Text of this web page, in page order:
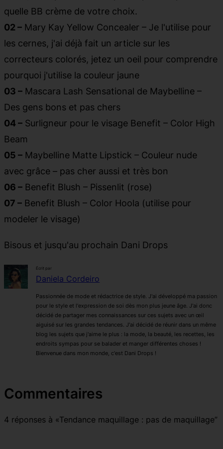
quelle BB crème de votre choix.
02 – Mary Kay Yellow Concealer – Je l'utilise pour
les cernes, j'ai déjà fait un article sur les
correcteurs colorés, jetez un oeil pour comprendre
pourquoi j'utilise la couleur jaune
03 – Mascara Lash Sensational de Maybelline –
Des gens bons et pas chers
04 – Surligneur pour le visage Benefit – Color High
Beam
05 – Maybelline Matte Lipstick – Couleur nude
avec grâce – pas cher aussi et très bon
06 – Benefit Blush – Pissenlit (rose)
07 – Benefit Blush – Color Hoola (utilise pour
modeler le visage)
Bisous et jusqu'au prochain Dani Drops
Écrit par
Daniela Cordeiro
Passionnée de mode et rédactrice de style. J'ai développé ma passion
pour le style et l'expression de soi dès mon plus jeune âge. J'ai donc
décidé de partager mes connaissances sur ces sujets avec un œil
aiguisé sur les grandes tendances. J'ai décidé de réunir dans un même
blog les sujets que j'aime le plus : la mode, la beauté, les recettes, les
endroits sympas pour se balader et manger différentes choses !
Bienvenue dans mon monde, c'est Dani Drops !
Commentaires
4 réponses à «Tendance maquillage : pas de maquillage”